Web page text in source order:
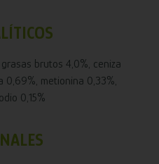
brutos 4,0%, ceniza
0,69%, metionina 0,33%,
0,15%